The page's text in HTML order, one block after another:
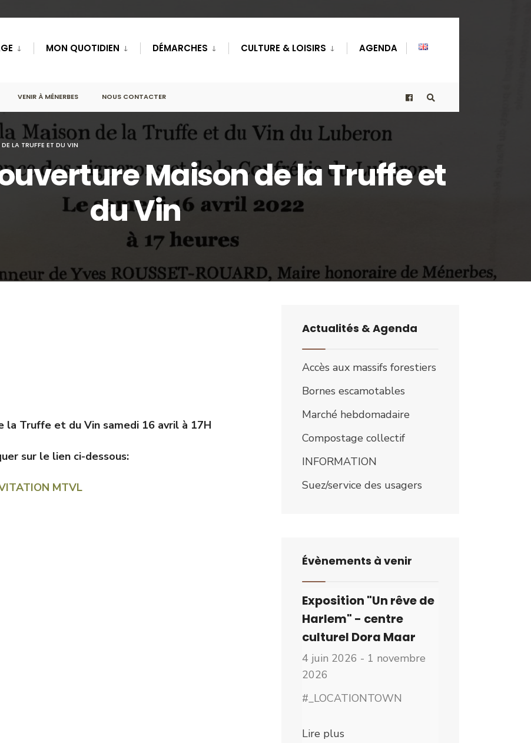
MON QUOTIDIEN DÉMARCHES CULTURE & LOISIRS AGENDA
VENIR À MÉNERBES NOUS CONTACTER
LA TRUFFE ET DU VIN
Maison de la Truffe et
du Vin
la Truffe et du Vin samedi 16 avril à 17H
sur le lien ci-dessous:
MTVL
Actualités & Agenda
Accès aux massifs forestiers
Bornes escamotables
Marché hebdomadaire
Compostage collectif
INFORMATION
Suez/service des usagers
Évènements à venir
Exposition "Un rêve de
Harlem" - centre
culturel Dora Maar
4 juin 2026 - 1 novembre
2026
#_LOCATIONTOWN
Lire plus